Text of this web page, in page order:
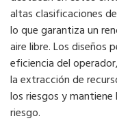
altas clasificaciones
lo que garantiza un
aire libre. Los diseños
eficiencia del
la extracción de
los riesgos y
riesgo.